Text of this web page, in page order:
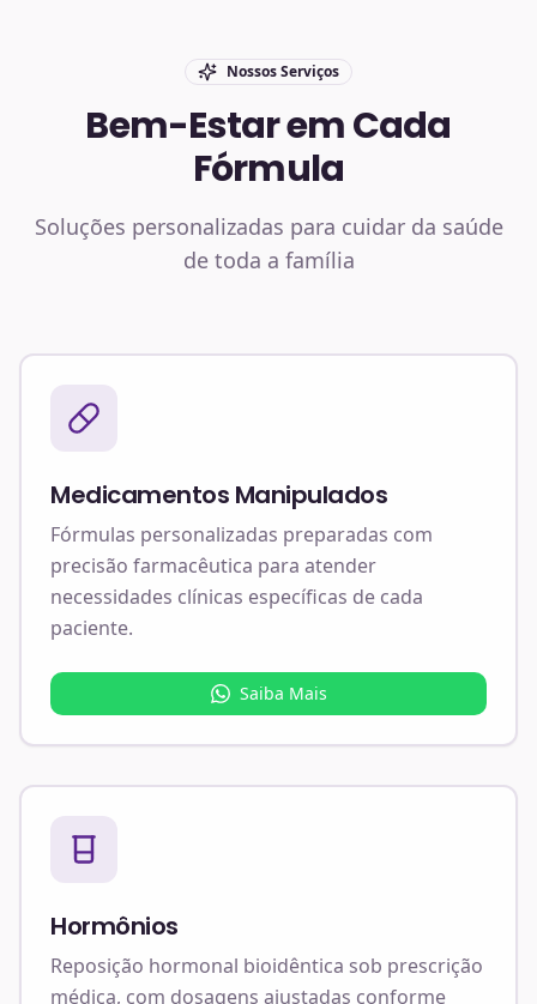
Nossos Serviços
Bem-Estar em Cada
Fórmula
Soluções personalizadas para cuidar da saúde
de toda a família
Medicamentos Manipulados
Fórmulas personalizadas preparadas com
precisão farmacêutica para atender
necessidades clínicas específicas de cada
paciente.
Saiba Mais
Hormônios
Reposição hormonal bioidêntica sob prescrição
médica, com dosagens ajustadas conforme